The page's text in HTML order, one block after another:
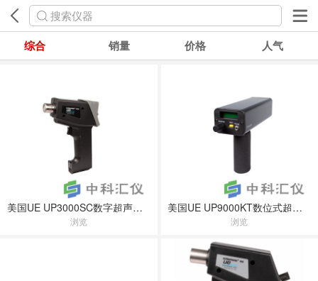
搜索仪器
综合 销量 价格 人气
美国UE UP3000SC数字超声波检测仪
浏览
美国UE UP9000KT数位式超声波泄漏检测仪
浏览